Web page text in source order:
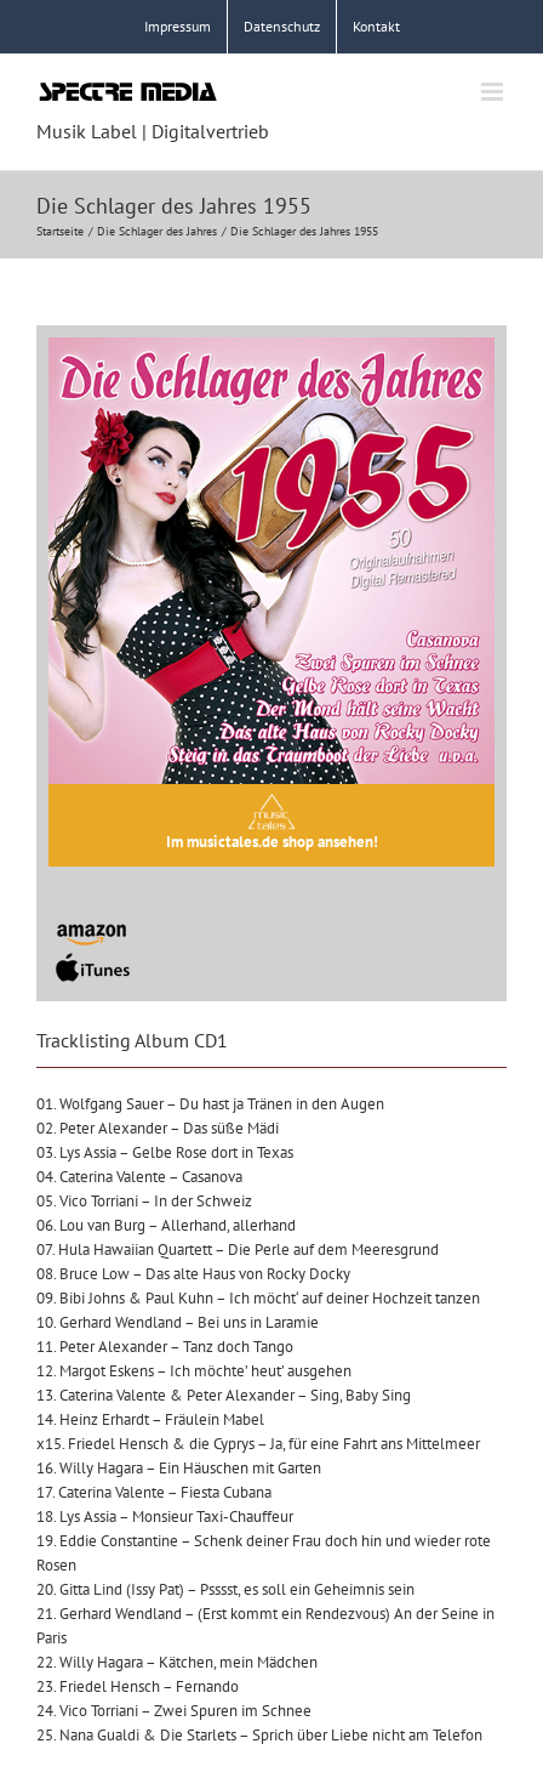
springen
Impressum Datenschutz Kontakt
Musik Label | Digitalvertrieb
Die Schlager des Jahres 1955
Startseite Die Schlager des Jahres Die Schlager des Jahres 1955
Im musictales.de shop ansehen!
Tracklisting Album CD1
01. Wolfgang Sauer – Du hast ja Tränen in den Augen
02. Peter Alexander – Das süße Mädi
03. Lys Assia – Gelbe Rose dort in Texas
04. Caterina Valente – Casanova
05. Vico Torriani – In der Schweiz
06. Lou van Burg – Allerhand, allerhand
07. Hula Hawaiian Quartett – Die Perle auf dem Meeresgrund
08. Bruce Low – Das alte Haus von Rocky Docky
09. Bibi Johns & Paul Kuhn – Ich möcht‘ auf deiner Hochzeit tanzen
10. Gerhard Wendland – Bei uns in Laramie
11. Peter Alexander – Tanz doch Tango
12. Margot Eskens – Ich möchte’ heut’ ausgehen
13. Caterina Valente & Peter Alexander – Sing, Baby Sing
14. Heinz Erhardt – Fräulein Mabel
x15. Friedel Hensch & die Cyprys – Ja, für eine Fahrt ans Mittelmeer
16. Willy Hagara – Ein Häuschen mit Garten
17. Caterina Valente – Fiesta Cubana
18. Lys Assia – Monsieur Taxi-Chauffeur
19. Eddie Constantine – Schenk deiner Frau doch hin und wieder rote
Rosen
20. Gitta Lind (Issy Pat) – Psssst, es soll ein Geheimnis sein
21. Gerhard Wendland – (Erst kommt ein Rendezvous) An der Seine in
Paris
22. Willy Hagara – Kätchen, mein Mädchen
23. Friedel Hensch – Fernando
24. Vico Torriani – Zwei Spuren im Schnee
25. Nana Gualdi & Die Starlets – Sprich über Liebe nicht am Telefon